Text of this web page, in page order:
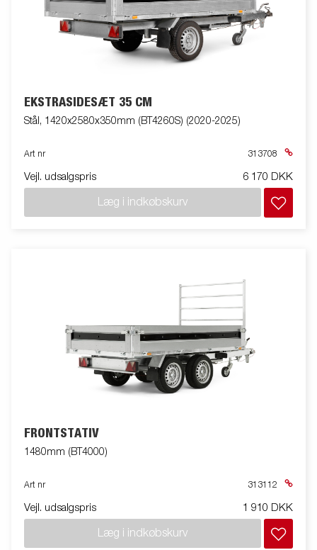
EKSTRASIDESÆT 35 CM
Stål, 1420x2580x350mm (BT4260S) (2020-2025)
Art nr 313708
Vejl. udsalgspris 6 170 DKK
Læg i indkøbskurv
FRONTSTATIV
1480mm (BT4000)
Art nr 313112
Vejl. udsalgspris 1 910 DKK
Læg i indkøbskurv